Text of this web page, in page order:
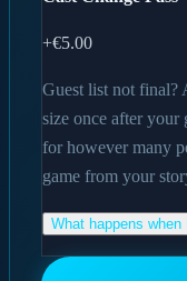
+€5.00
Guest list not final?
size once after
for however many
game from your
What happens